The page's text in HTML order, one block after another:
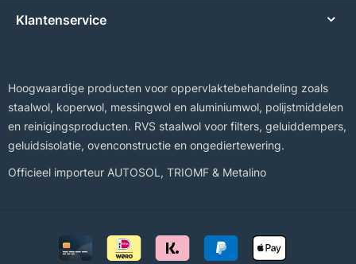
Klantenservice
Hoogwaardige producten voor oppervlaktebehandeling zoals
staalwol, koperwol, messingwol en aluminiumwol, polijstmiddelen
en reinigingsproducten. RVS staalwol voor filters, geluiddempers,
geluidsisolatie, ovenconstructie en ongediertewering.
Officieel importeur AUTOSOL , TRIOMF & Metalino